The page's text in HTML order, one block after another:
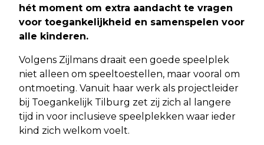
hét moment om extra aandacht te vragen
voor toegankelijkheid en samenspelen voor
alle kinderen.
Volgens Zijlmans draait een goede speelplek
niet alleen om speeltoestellen, maar vooral om
ontmoeting. Vanuit haar werk als projectleider
bij Toegankelijk Tilburg zet zij zich al langere
tijd in voor inclusieve speelplekken waar ieder
kind zich welkom voelt.